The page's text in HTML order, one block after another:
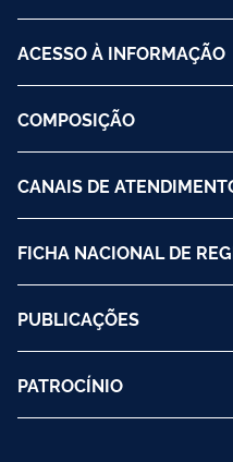
ACESSO À INFORMAÇÃO
COMPOSIÇÃO
CANAIS DE
FICHA NACIONAL DE
PUBLICAÇÕES
PATROCÍNIO